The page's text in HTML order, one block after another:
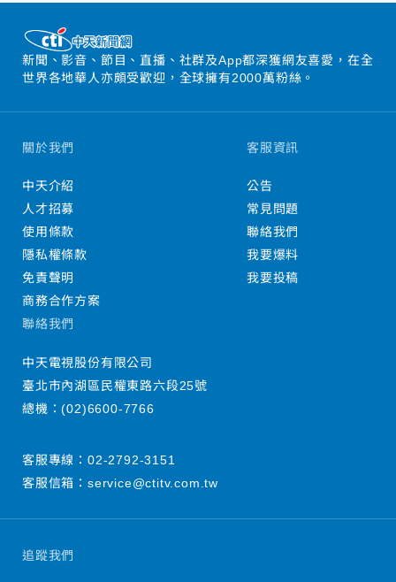
新聞、影音、節目、直播、社群及App都深獲網友喜愛，在全
世界各地華人亦頗受歡迎，全球擁有2000萬粉絲。
追蹤我們
關於我們
中天介紹
人才招募
使用條款
隱私權條款
免責聲明
商務合作方案
客服資訊
公告
常見問題
聯絡我們
我要爆料
我要投稿
聯絡我們
中天電視股份有限公司
臺北市內湖區民權東路六段25號
總機：(02)6600-7766
客服專線： 02-2792-3151
客服信箱： service@ctitv.com.tw